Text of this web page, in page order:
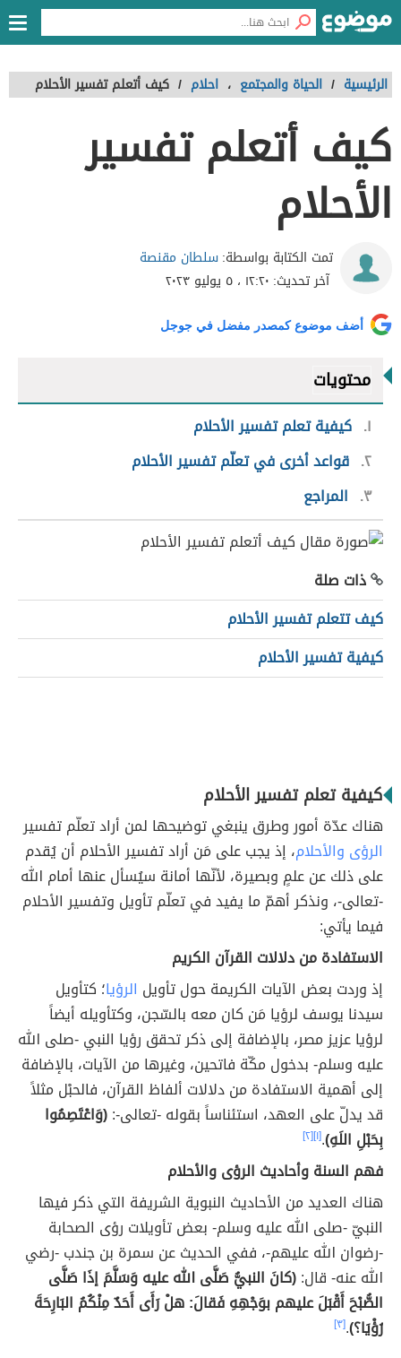
الرئيسية / الحياة والمجتمع ، احلام / كيف أتعلم تفسير الأحلام
كيف أتعلم تفسير
الأحلام
تمت الكتابة بواسطة:سلطان مقنصة
آخر تحديث: ١٢:٢٠ ، ٥ يوليو ٢٠٢٣
أضف موضوع كمصدر مفضل في جوجل
محتويات
١ كيفية تعلم تفسير الأحلام
٢ قواعد أخرى في تعلّم تفسير الأحلام
٣
المراجع
ذات صلة
كيف تتعلم تفسير الأحلام
كيفية تفسير الأحلام
كيفية تعلم تفسير الأحلام
هناك عدّة أمور وطرق ينبغي توضيحها لمن أراد تعلّم تفسير
الرؤى والأحلام، إذ يجب على مَن أراد تفسير الأحلام أن يُقدم
على ذلك عن علمٍ وبصيرة، لأنّها أمانة سيُسأل عنها أمام الله
-تعالى-، ونذكر أهمّ ما يفيد في تعلّم تأويل وتفسير الأحلام
فيما يأتي:
الاستفادة من دلالات القرآن الكريم
إذ وردت بعض الآيات الكريمة حول تأويل الرؤيا؛ كتأويل
سيدنا يوسف لرؤيا مَن كان معه بالسّجن، وكتأويله أيضاً
لرؤيا عزيز مصر، بالإضافة إلى ذكر تحقق رؤيا النبي -صلى الله
عليه وسلم- بدخول مكّة فاتحين، وغيرها من الآيات، بالإضافة
إلى أهمية الاستفادة من دلالات ألفاظ القرآن، فالحبْل مثلاً
قد يدلّ على العهد، استئناساً بقوله -تعالى-:(وَاعْتَصِمُوا
بِحَبْلِ اللَهِ).[١] [٢]
فهم السنة وأحاديث الرؤى والأحلام
هناك العديد من الأحاديث النبوية الشريفة التي ذكر فيها
النبيّ -صلى الله عليه وسلم- بعض تأويلات رؤى الصحابة
-رضوان الله عليهم-، ففي الحديث عن سمرة بن جندب -رضي
الله عنه- قال:(كانَ النبيُّ صَلَّى الله عليه وَسَلَّمَ إذَا صَلَّى
الصُّبْحَ أَقْبَلَ عليهم بوَجْهِهِ فَقالَ: هلْ رَأَى أَحَدٌ مِنْكُمُ البَارِحَةَ
رُؤْيَا؟).[٣]